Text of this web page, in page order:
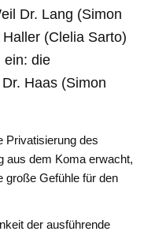
Dr. Lang (Simon
(Clelia Sarto)
ein: die
Haas (Simon
Privatisierung des
aus dem Koma erwacht,
große Gefühle für den
der ausführende